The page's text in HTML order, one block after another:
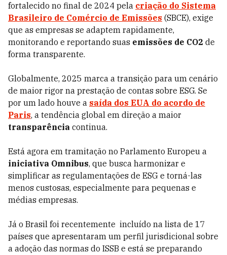
fortalecido no final de 2024 pela criação do Sistema
Brasileiro de Comércio de Emissões (SBCE), exige
que as empresas se adaptem rapidamente,
monitorando e reportando suas emissões de CO2 de
forma transparente.
Globalmente, 2025 marca a transição para um cenário
de maior rigor na prestação de contas sobre ESG. Se
por um lado houve a saída dos EUA do acordo de
Paris, a tendência global em direção a maior
transparência continua.
Está agora em tramitação no Parlamento Europeu a
iniciativa Omnibus, que busca harmonizar e
simplificar as regulamentações de ESG e torná-las
menos custosas, especialmente para pequenas e
médias empresas.
Já o Brasil foi recentemente incluído na lista de 17
países que apresentaram um perfil jurisdicional sobre
a adoção das normas do ISSB e está se preparando